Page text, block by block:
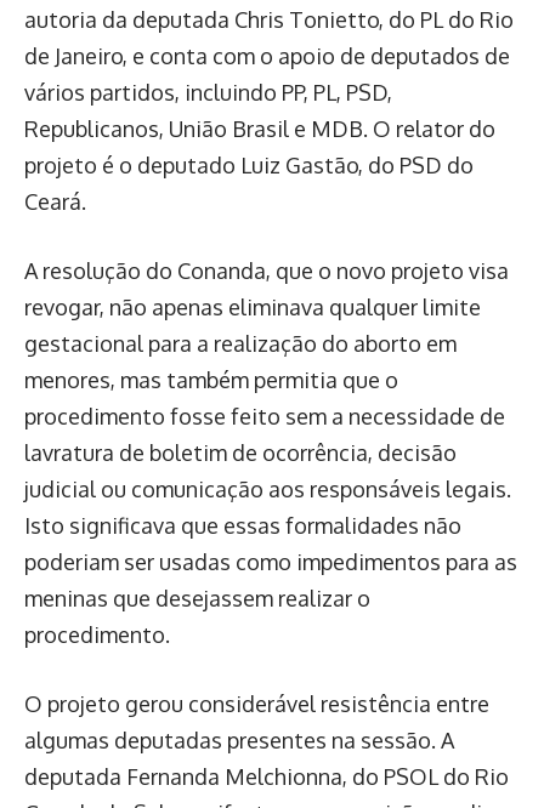
autoria da deputada Chris Tonietto, do PL do Rio
de Janeiro, e conta com o apoio de deputados de
vários partidos, incluindo PP, PL, PSD,
Republicanos, União Brasil e MDB. O relator do
projeto é o deputado Luiz Gastão, do PSD do
Ceará.
A resolução do Conanda, que o novo projeto visa
revogar, não apenas eliminava qualquer limite
gestacional para a realização do aborto em
menores, mas também permitia que o
procedimento fosse feito sem a necessidade de
lavratura de boletim de ocorrência, decisão
judicial ou comunicação aos responsáveis legais.
Isto significava que essas formalidades não
poderiam ser usadas como impedimentos para as
meninas que desejassem realizar o
procedimento.
O projeto gerou considerável resistência entre
algumas deputadas presentes na sessão. A
deputada Fernanda Melchionna, do PSOL do Rio